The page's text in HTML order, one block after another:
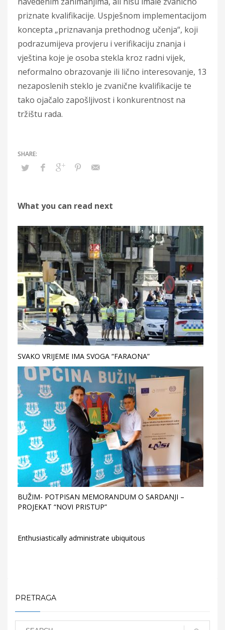
priznate kvalifikacije. Uspješnom implementacijom
koncepta „priznavanja prethodnog učenja“, koji
podrazumijeva provjeru i verifikaciju znanja i
vještina koje je osoba stekla kroz radni vijek,
neformalno obrazovanje ili lično interesovanje, 13
nezaposlenih steklo je zvanične kvalifikacije te
tako ojačalo zapošljivost i konkurentnost na
tržištu rada.
What you can read next
SVAKO VRIJEME IMA SVOGA “FARAONA”
BUŽIM- POTPISAN MEMORANDUM O SARDANJI –
PROJEKAT “NOVI PRISTUP”
Enthusiastically administrate ubiquitous
PRETRAGA